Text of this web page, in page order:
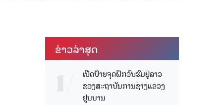
ຂ່າວ​ລ່າ​ສຸດ
ເປີດປ້າຍຈຸດຝຶກອົບຮົມຢູ່ລາວ
ຂອງສະຖາບັນການຊ່າງແຂວງ
ຢູນນານ